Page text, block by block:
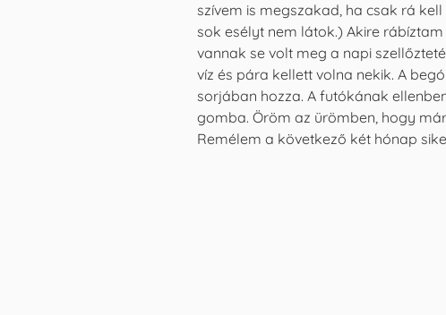
szívem is megszakad, ha csak rá
sok esélyt nem látok.) Akire
vannak se volt meg a napi
víz és pára kellett volna nekik. A
sorjában hozza. A futókának
gomba. Öröm az ürömben, hogy
Remélem a következő két hónap